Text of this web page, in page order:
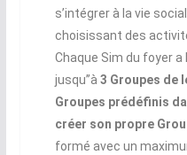
s’intégrer à la vie
choisissant des
Chaque Sim du foyer
jusqu’’à 3 Groupes de
Groupes prédéfinis
créer son propre
formé avec un